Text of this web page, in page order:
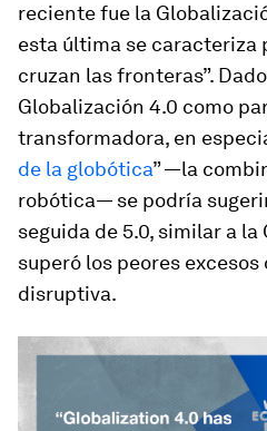
reciente fue la
esta última se caracteriza
cruzan las fronteras”.
Globalización 4.0 como
transformadora, en
de la globótica” —la
robótica— se podría
seguida de 5.0, similar a
superó los peores
disruptiva.